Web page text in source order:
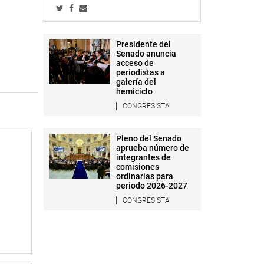
Presidente del
Senado anuncia
acceso de
periodistas a
galería del
hemiciclo
CONGRESISTA
Pleno del Senado
aprueba número de
integrantes de
comisiones
ordinarias para
periodo 2026-2027
CONGRESISTA